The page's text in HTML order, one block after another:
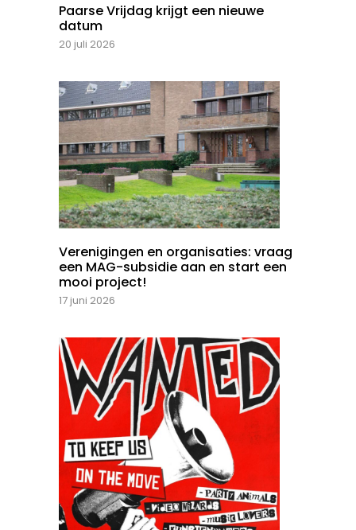
Paarse Vrijdag krijgt een nieuwe
datum
20 juli 2026
Verenigingen en organisaties: vraag
een MAG-subsidie aan en start een
mooi project!
17 juni 2026